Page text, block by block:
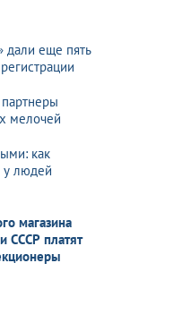
дали еще пять
мелочей
как
у людей
магазина
СССР платят